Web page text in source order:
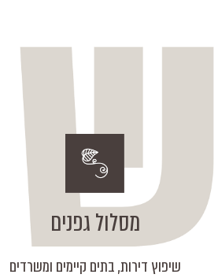
מסלול גפנים
שיפוץ דירות, בתים קיימים ומשרדים